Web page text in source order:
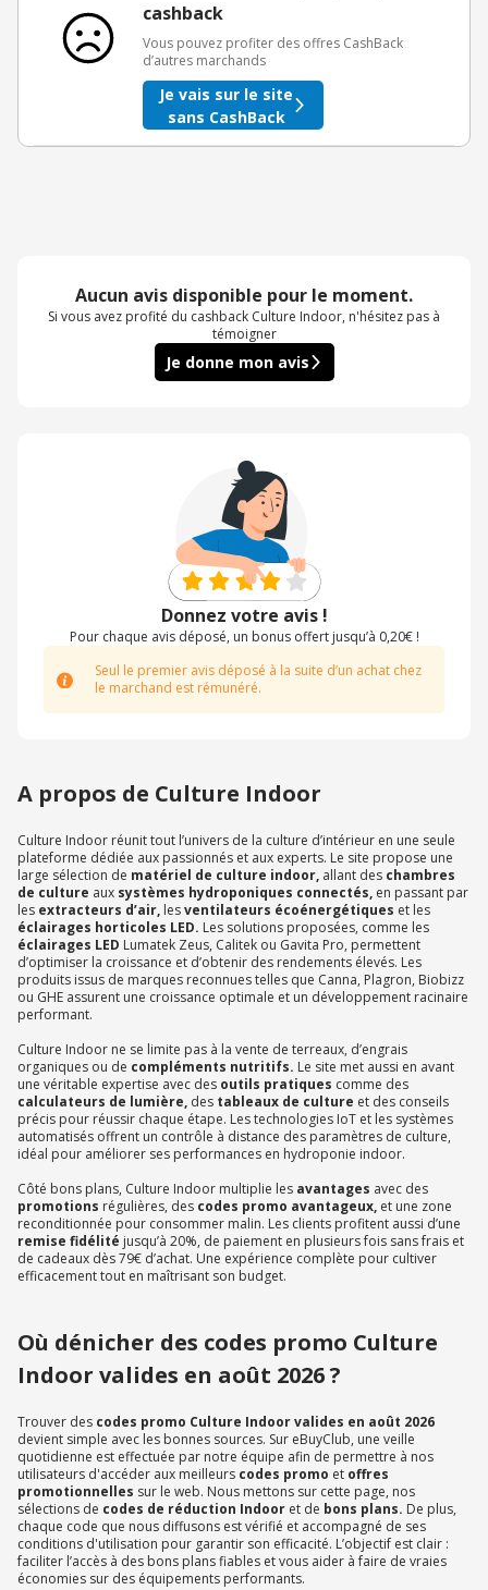
cashback
Vous pouvez profiter des offres CashBack
d’autres marchands
Je vais sur le site
sans CashBack
Aucun avis disponible pour le moment.
Si vous avez profité du cashback Culture Indoor, n'hésitez pas à
témoigner
Je donne mon avis
Donnez votre avis !
Pour chaque avis déposé, un bonus offert jusqu’à 0,20€ !
Seul le premier avis déposé à la suite d’un achat chez
le marchand est rémunéré.
A propos de Culture Indoor
Culture Indoor réunit tout l’univers de la culture d’intérieur en une seule
plateforme dédiée aux passionnés et aux experts. Le site propose une
large sélection de matériel de culture indoor, allant des chambres
de culture aux systèmes hydroponiques connectés, en passant par
les extracteurs d’air, lesventilateurs écoénergétiques et les
éclairages horticoles LED. Les solutions proposées, comme les
éclairages LED Lumatek Zeus, Calitek ou Gavita Pro, permettent
d’optimiser la croissance et d’obtenir des rendements élevés. Les
produits issus de marques reconnues telles que Canna, Plagron, Biobizz
ou GHE assurent une croissance optimale et un développement racinaire
performant.
Culture Indoor ne se limite pas à la vente de terreaux, d’engrais
organiques ou de compléments nutritifs. Le site met aussi en avant
une véritable expertise avec des outils pratiques comme des
calculateurs de lumière, des tableaux de culture et des conseils
précis pour réussir chaque étape. Les technologies IoT et les systèmes
automatisés offrent un contrôle à distance des paramètres de culture,
idéal pour améliorer ses performances en hydroponie indoor.
Côté bons plans, Culture Indoor multiplie les avantages avec des
promotions régulières, des codes promo avantageux, et une zone
reconditionnée pour consommer malin. Les clients profitent aussi d’une
remise fidélité jusqu’à 20%, de paiement en plusieurs fois sans frais et
de cadeaux dès 79€ d’achat. Une expérience complète pour cultiver
efficacement tout en maîtrisant son budget.
Où dénicher des codes promo Culture
Indoor valides en août 2026 ?
Trouver des codes promo Culture Indoor valides en août 2026
devient simple avec les bonnes sources. Sur eBuyClub, une veille
quotidienne est effectuée par notre équipe afin de permettre à nos
utilisateurs d'accéder aux meilleurs codes promo et offres
promotionnelles sur le web. Nous mettons sur cette page, nos
sélections de codes de réduction Indoor et de bons plans. De plus,
chaque code que nous diffusons est vérifié et accompagné de ses
conditions d'utilisation pour garantir son efficacité. L’objectif est clair :
faciliter l’accès à des bons plans fiables et vous aider à faire de vraies
économies sur des équipements performants.